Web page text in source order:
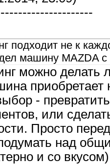
подходит не к
машину MAZDA
можно
приобретает
-
или
Просто
над
и со вкусом)